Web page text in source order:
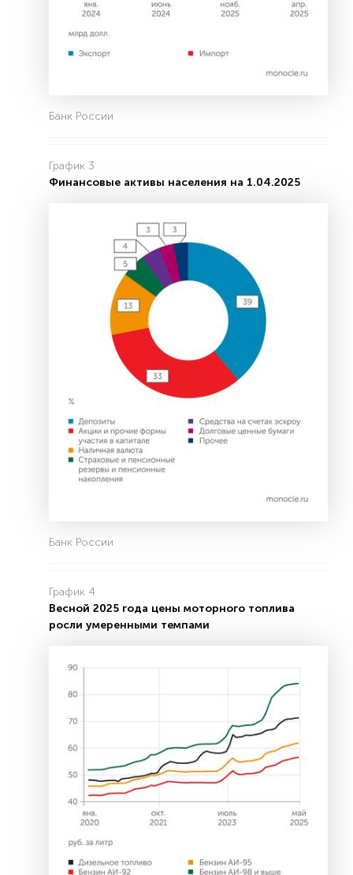
Банк России
График 3
Финансовые активы населения на 1.04.2025
Банк России
График 4
Весной 2025 года цены моторного топлива
росли умеренными темпами